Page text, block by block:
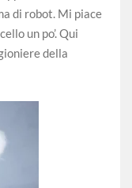
di robot. Mi piace
un po’. Qui
della